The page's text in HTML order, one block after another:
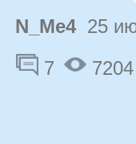
N_Me425
7
7204